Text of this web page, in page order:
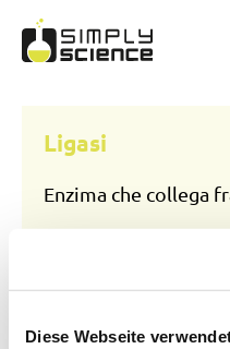
Diese Webseite
Ligasi
Enzima che collega